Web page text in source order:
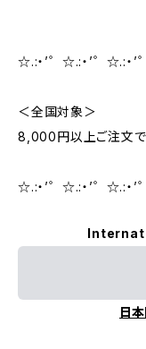
☆.:・’゜☆.:・’゜☆.:・’
＜全国対象＞
8,000円以上ご注文で
☆.:・’゜☆.:・’゜☆.:・’
日